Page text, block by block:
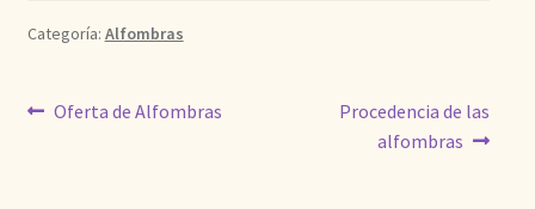
Categoría: Alfombras
Navegación
Anterior:
Oferta de Alfombras Siguiente:
Procedencia de las
alfombras